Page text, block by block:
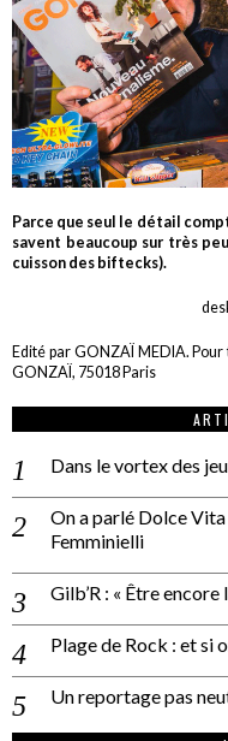
Parce que seul le détail
savent beaucoup sur très
cuisson des biftecks).
Edité par GONZAÏ MEDIA.
GONZAÏ, 75018 Paris
Dans le vortex des
On a parlé Dolce
Femminielli
Gilb’R : « Être encore
Plage de Rock : et si
Un reportage pas